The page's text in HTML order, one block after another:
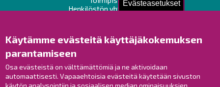
Evästeasetukset
Käytämme evästeitä käyttäjäkokemuksen
parantamiseen
Osa evästeistä on välttämättömiä ja ne aktivoidaan
automaattisesti. Vapaaehtoisia evästeitä käytetään sivuston
käytön analysointiin ja sosiaalisen median ominaisuuksien
Henkilöstön yhteystiedot
Raahe Facebookissa
Raahe Instagramissa
Raahe LinkedInissä
Raahe YouTubessa